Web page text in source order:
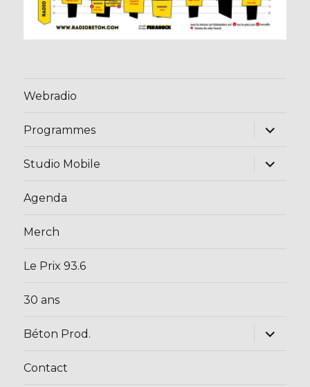
Webradio
Programmes
ouvrir
menu
Studio Mobile
ouvrir
Agenda
Merch
Le Prix 93.6
30 ans
Béton Prod.
ouvrir
Contact